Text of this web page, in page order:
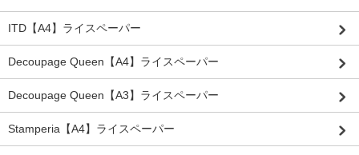
ITD【A4】ライスペーパー
Decoupage Queen【A4】ライスペーパー
Decoupage Queen【A3】ライスペーパー
Stamperia【A4】ライスペーパー